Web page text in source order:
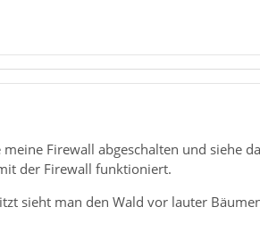
Firewall abgeschalten und siehe
der Firewall funktioniert.
sieht man den Wald vor lauter